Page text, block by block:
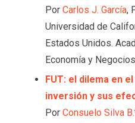
Por Carlos J. García,
Universidad de
Estados Unidos.
Economía y
FUT: el dilema en
inversión y sus
Por Consuelo Silva B.